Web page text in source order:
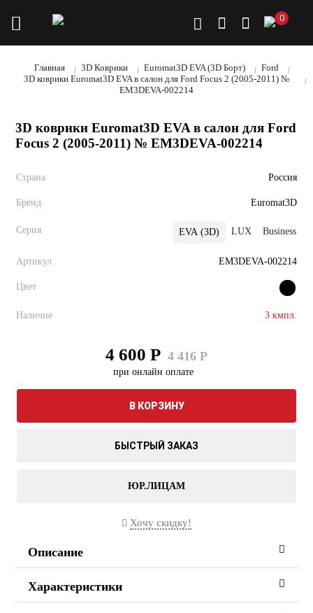
0
Главная 3D Коврики Euromat3D EVA (3D Борт)
Ford
3D коврики Euromat3D EVA в салон для Ford Focus 2 (2005-2011) №
EM3DEVA-002214
3D коврики Euromat3D EVA в салон для Ford
Focus 2 (2005-2011) № EM3DEVA-002214
Страна Россия
Бренд Euromat3D
Серия EVA (3D) LUX Business
Артикул EM3DEVA-002214
Цвет
Наличие 3 кмпл.
4 600 Р 4 416 Р
при онлайн оплате
В КОРЗИНУ
БЫСТРЫЙ ЗАКАЗ
ЮР.ЛИЦАМ
Хочу скидку!
Описание
Характеристики